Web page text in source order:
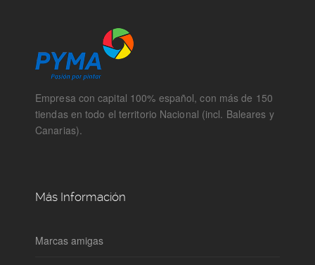
Empresa con capital 100% español, con más de 150
tiendas en todo el territorio Nacional (incl. Baleares y
Canarias).
Más Información
Marcas amigas